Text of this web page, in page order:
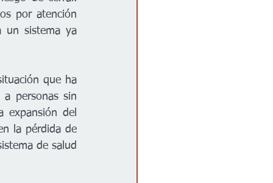
por atención
un sistema ya
que ha
personas sin
expansión del
la pérdida de
de salud